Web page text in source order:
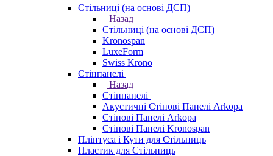
Стільниці (на основі ДСП)
Назад
Стільниці (на основі ДСП)
Kronospan
LuxeForm
Swiss Krono
Стінпанелі
Назад
Стінпанелі
Акустичні Стінові Панелі Аrkopa
Стінові Панелі Arkopa
Стінові Панелі Kronospan
Плінтуса і Кути для Стільниць
Пластик для Стільниць